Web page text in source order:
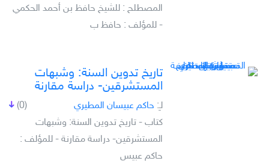
المصطلح : للشيخ حافظ بن أحمد الحكمي
- للمؤلف : حافظ ب
تاريخ تدوين السنة: وشبهات
المستشرقين- دراسة مقارنة
(0) لـِ: حاكم عبيسان المطيري
كتاب - تاريخ تدوين السنة: وشبهات
المستشرقين- دراسة مقارنة - للمؤلف :
حاكم عبيس